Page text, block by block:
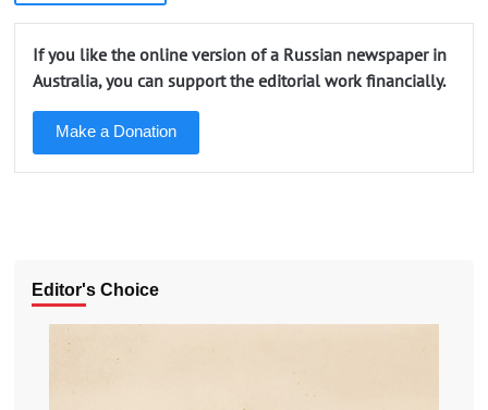
If you like the online version of a Russian newspaper in
Australia, you can support the editorial work financially.
Make a Donation
Editor's Choice